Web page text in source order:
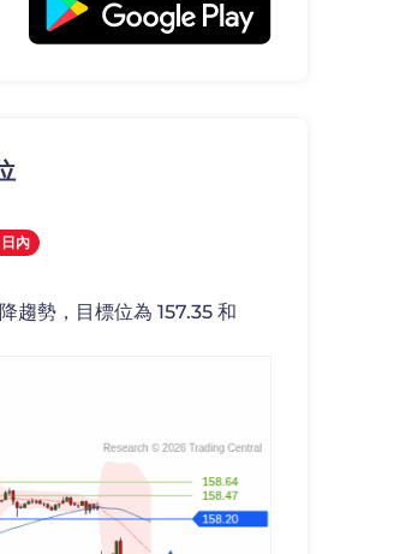
日內
趨勢，目標位為 157.35 和